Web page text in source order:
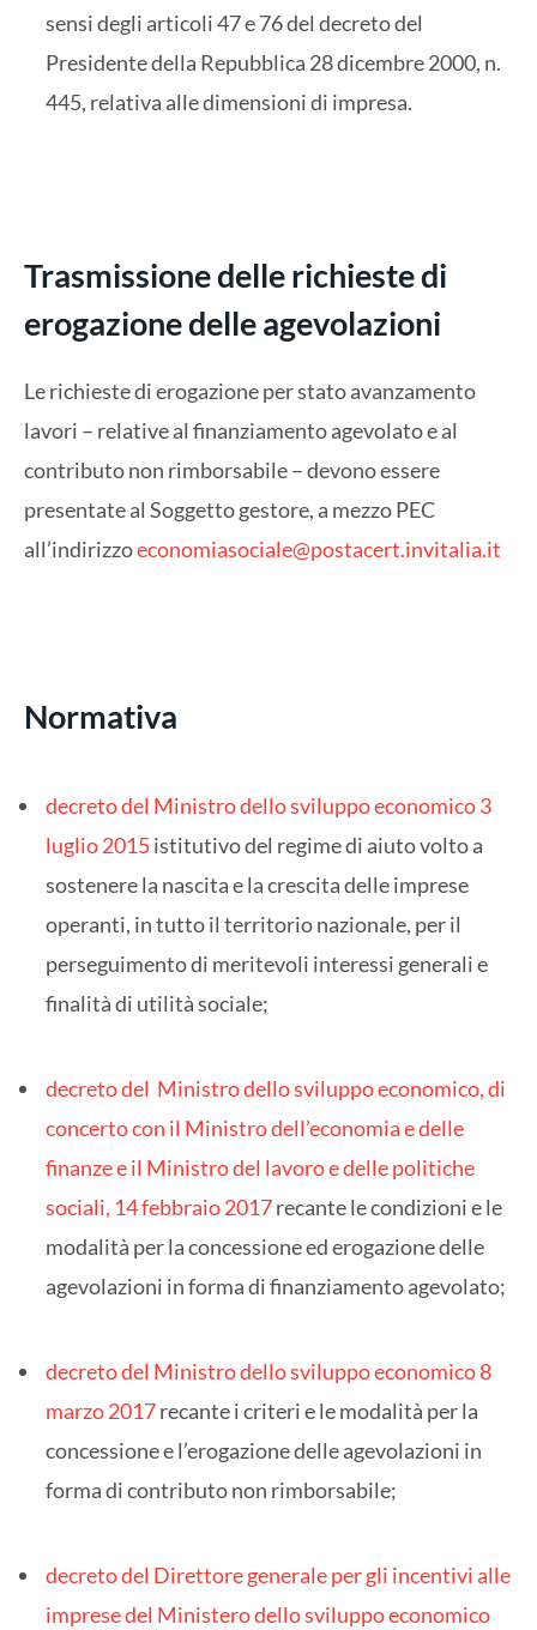
sensi degli articoli 47 e 76 del decreto del
Presidente della Repubblica 28 dicembre 2000, n.
445, relativa alle dimensioni di impresa.
Trasmissione delle richieste di
erogazione delle agevolazioni
Le richieste di erogazione per stato avanzamento
lavori – relative al finanziamento agevolato e al
contributo non rimborsabile – devono essere
presentate al Soggetto gestore, a mezzo PEC
all’indirizzoeconomiasociale@postacert.invitalia.it
Normativa
decreto del Ministro dello sviluppo economico 3
luglio 2015istitutivo del regime di aiuto volto a
sostenere la nascita e la crescita delle imprese
operanti, in tutto il territorio nazionale, per il
perseguimento di meritevoli interessi generali e
finalità di utilità sociale;
decreto del Ministro dello sviluppo economico, di
concerto con il Ministro dell’economia e delle
finanze e il Ministro del lavoro e delle politiche
sociali, 14 febbraio 2017recante le condizioni e le
modalità per la concessione ed erogazione delle
agevolazioni in forma di finanziamento agevolato;
decreto del Ministro dello sviluppo economico 8
marzo 2017recante i criteri e le modalità per la
concessione e l’erogazione delle agevolazioni in
forma di contributo non rimborsabile;
decreto del Direttore generale per gli incentivi alle
imprese del Ministero dello sviluppo economico